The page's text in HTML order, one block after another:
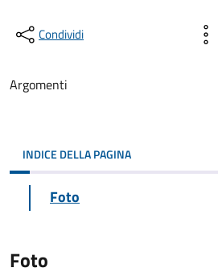
Condividi
Argomenti
INDICE DELLA PAGINA
Foto
Foto